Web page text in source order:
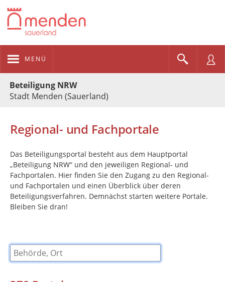
MENÜ
Beteiligung NRW
Stadt Menden (Sauerland)
Regional- und Fachportale
Das Beteiligungsportal besteht aus dem Hauptportal
„Beteiligung NRW“ und den jeweiligen Regional- und
Fachportalen. Hier finden Sie den Zugang zu den Regional-
und Fachportalen und einen Überblick über deren
Beteiligungsverfahren. Demnächst starten weitere Portale.
Bleiben Sie dran!
Behörde, Ort